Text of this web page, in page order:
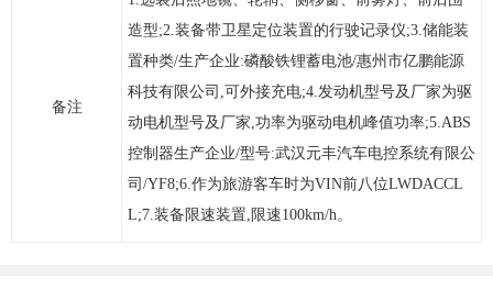
备注
造型;2.装备带卫星定位装置的行驶记录仪;3.储能装
置种类/生产企业:磷酸铁锂蓄电池/惠州市亿鹏能源
科技有限公司,可外接充电;4.发动机型号及厂家为驱
动电机型号及厂家,功率为驱动电机峰值功率;5.ABS
控制器生产企业/型号:武汉元丰汽车电控系统有限公
司/YF8;6.作为旅游客车时为VIN前八位LWDACCL
L;7.装备限速装置,限速100km/h。